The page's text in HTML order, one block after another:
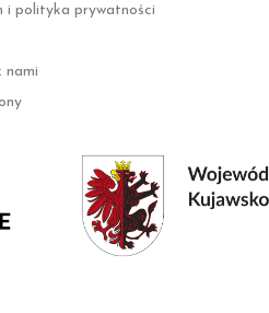
i polityka prywatności
nami